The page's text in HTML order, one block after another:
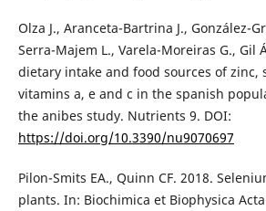
Olza J., Aranceta-Bartrina J., González-
Serra-Majem L., Varela-Moreiras G., Gil
dietary intake and food sources of zinc,
vitamins a, e and c in the spanish
the anibes study. Nutrients 9. DOI:
https://doi.org/10.3390/nu9070697
Pilon-Smits EA., Quinn CF. 2018.
plants. In: Biochimica et Biophysica